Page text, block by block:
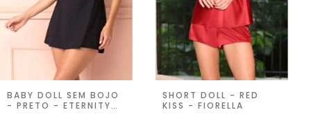
BABY DOLL SEM BOJO
- PRETO - ETERNITY
SHORT DOLL - RED
KISS - FIORELLA